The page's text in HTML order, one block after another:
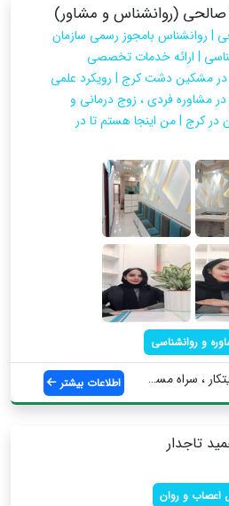
صالحی (روانشناس و مشاور)
| روانشناس بامجوز رسمی سازمان
| ارائه خدمات تخصصی
در مشکین دشت کرج | رویکرد علمی
مشاوره فردی ، زوج درمانی و
در کرج | من اینجا هستم تا در
و روانشناسی
، سراه مسجد ... اطلاعات بیشتر
تاجدار
و روان